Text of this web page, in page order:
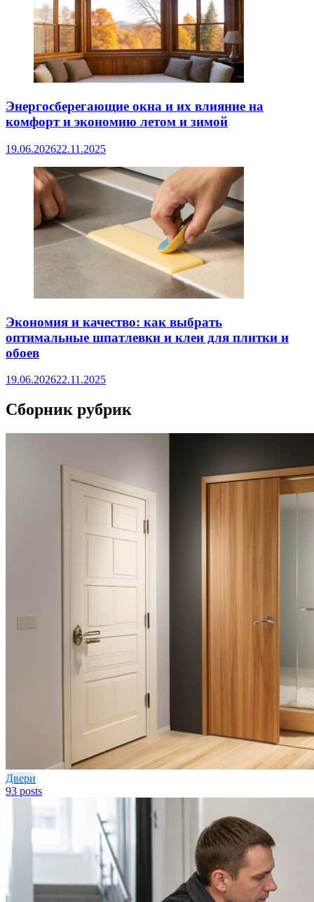
Энергосберегающие окна и их влияние на
комфорт и экономию летом и зимой
19.06.202622.11.2025
Экономия и качество: как выбрать
оптимальные шпатлевки и клеи для плитки и
обоев
19.06.202622.11.2025
Сборник рубрик
Двери
93 posts